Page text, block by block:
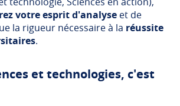
votre esprit d'analyse et de
la rigueur nécessaire à la réussite
.
et technologies, c'est